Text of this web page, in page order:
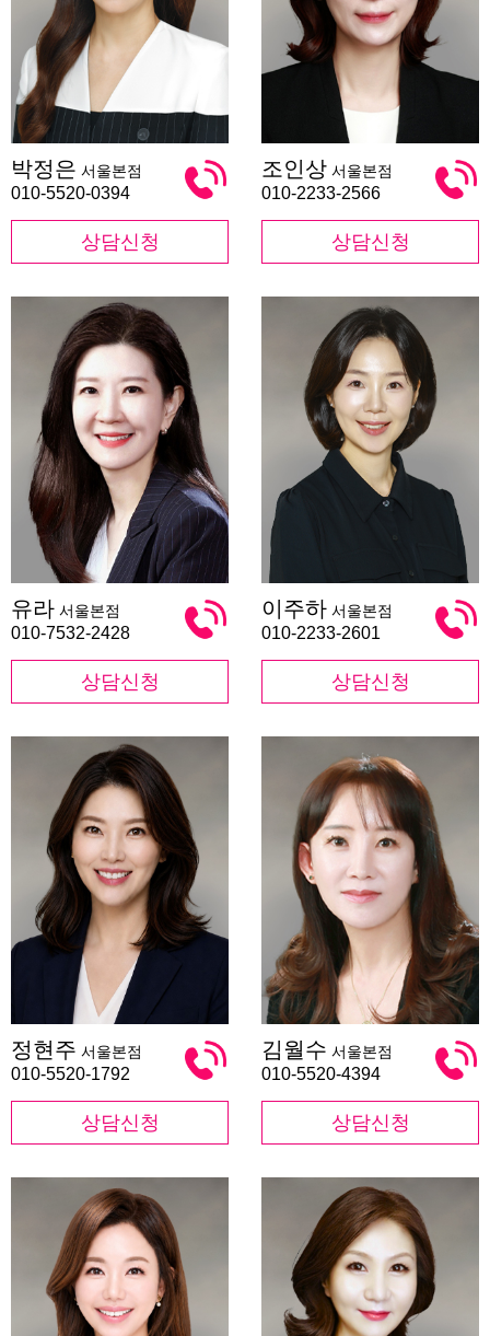
정
은
박정은 서울본점
010-5520-0394
상담신청
인
상
조인상 서울본점
010-2233-2566
상담신청
라
유라 서울본점
010-7532-2428
상담신청
주
하
이주하 서울본점
010-2233-2601
상담신청
현
주
정현주 서울본점
010-5520-1792
상담신청
월
수
김월수 서울본점
010-5520-4394
상담신청